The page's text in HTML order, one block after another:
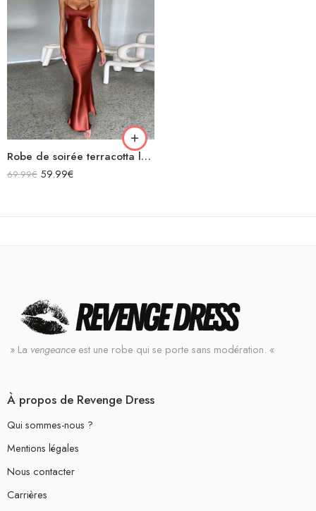
Robe de soirée terracotta longue en satin bretelles spaghetti décolleté dos nu laçage croisées dans le dos
69.99€ 59.99€
» La vengeance est une robe qui se porte sans modération. «
À propos de Revenge Dress
Qui sommes-nous ?
Mentions légales
Nous contacter
Carrières